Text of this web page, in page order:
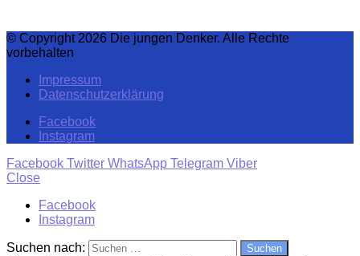
© Copyright 2026 Die jungen Denker. Alle Rechte
vorbehalten
Impressum
Datenschutzerklärung
Facebook
Instagram
Facebook Twitter WhatsApp Telegram Viber
Close
Facebook
Instagram
Suchen nach: